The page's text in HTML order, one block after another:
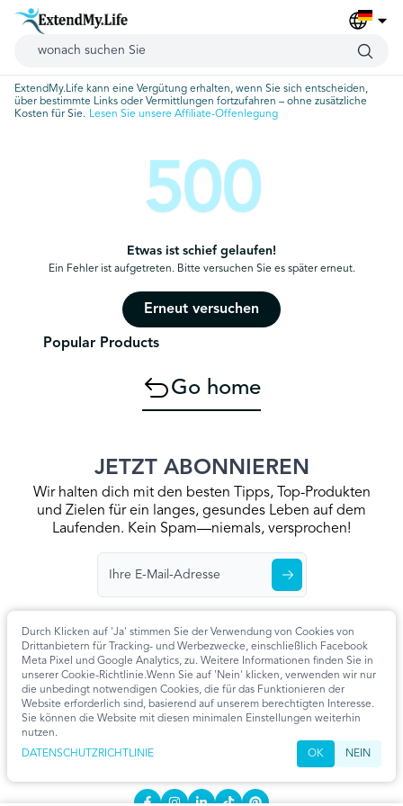
ExtendMy.Life kann eine Vergütung erhalten, wenn Sie sich entscheiden,
über bestimmte Links oder Vermittlungen fortzufahren – ohne zusätzliche
Kosten für Sie. Lesen Sie unsere Affiliate-Offenlegung
500
Etwas ist schief gelaufen!
Ein Fehler ist aufgetreten. Bitte versuchen Sie es später erneut.
Erneut versuchen
Popular Products
Go home
Durch Klicken auf 'Ja' stimmen Sie der Verwendung von Cookies von
Drittanbietern für Tracking- und Werbezwecke, einschließlich Facebook
Meta Pixel und Google Analytics, zu. Weitere Informationen finden Sie in
unserer Cookie-Richtlinie.Wenn Sie auf 'Nein' klicken, verwenden wir nur
die unbedingt notwendigen Cookies, die für das Funktionieren der
Website erforderlich sind, basierend auf unserem berechtigten Interesse.
Sie können die Website mit diesen minimalen Einstellungen weiterhin
nutzen.
DATENSCHUTZRICHTLINIE
OK NEIN
JETZT ABONNIEREN
Wir halten dich mit den besten Tipps, Top-Produkten
und Zielen für ein langes, gesundes Leben auf dem
Laufenden. Kein Spam—niemals, versprochen!
StartseiteDatenschutzrichtlinieAllgemeine Geschäftsbedingungen
Kontaktieren Sie Uns
Artikel Cookie-Einstellungen
KONTAKT